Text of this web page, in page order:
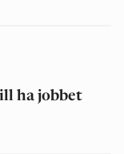
ha jobbet